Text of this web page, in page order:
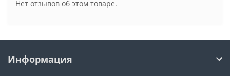
Нет отзывов об этом товаре.
Информация